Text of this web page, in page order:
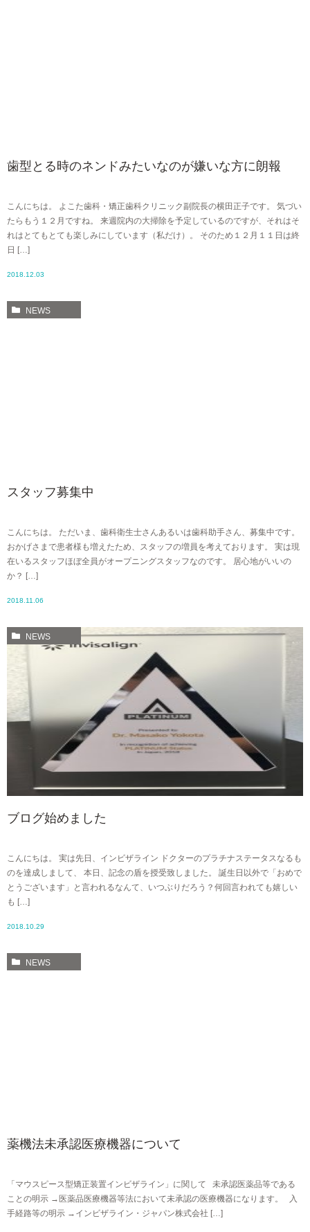
歯型とる時のネンドみたいなのが嫌いな方に朗報
こんにちは。 よこた歯科・矯正歯科クリニック副院長の横田正子です。 気づい
たらもう１２月ですね。 来週院内の大掃除を予定しているのですが、それはそ
れはとてもとても楽しみにしています（私だけ）。 そのため１２月１１日は終
日 […]
2018.12.03
NEWS
スタッフ募集中
こんにちは。 ただいま、歯科衛生士さんあるいは歯科助手さん、募集中です。
おかげさまで患者様も増えたため、スタッフの増員を考えております。 実は現
在いるスタッフほぼ全員がオープニングスタッフなのです。 居心地がいいの
か？ […]
2018.11.06
NEWS
ブログ始めました
こんにちは。 実は先日、インビザライン ドクターのプラチナステータスなるも
のを達成しまして、 本日、記念の盾を授受致しました。 誕生日以外で「おめで
とうございます」と言われるなんて、いつぶりだろう？何回言われても嬉しい
も […]
2018.10.29
NEWS
薬機法未承認医療機器について
「マウスピース型矯正装置インビザライン」に関して 未承認医薬品等である
ことの明示 →医薬品医療機器等法において未承認の医療機器になります。 入
手経路等の明示 →インビザライン・ジャパン株式会社 […]